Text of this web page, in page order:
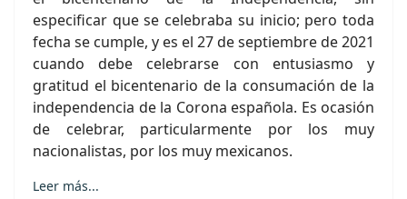
especificar que se celebraba su inicio; pero toda
fecha se cumple, y es el 27 de septiembre de 2021
cuando debe celebrarse con entusiasmo y
gratitud el bicentenario de la consumación de la
independencia de la Corona española. Es ocasión
de celebrar, particularmente por los muy
nacionalistas, por los muy mexicanos.
Leer más...